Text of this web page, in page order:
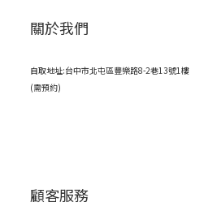
關於我們
自取地址:台中市北屯區豐樂路8-2巷13號1樓
(需預約)
顧客服務